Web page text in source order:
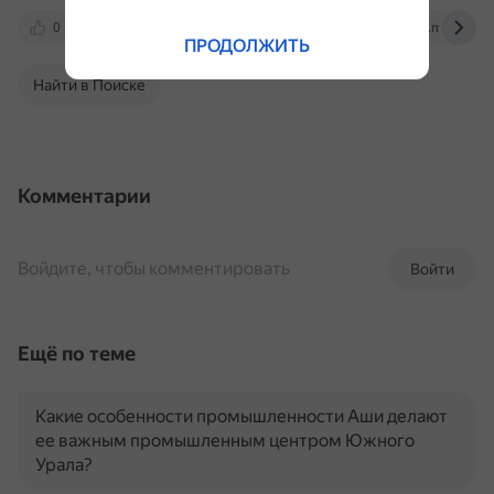
0 chel.mk.ru
Найти в Поиске
Комментарии
Войти
Войдите, чтобы комментировать
Ещё по теме
Какие особенности промышленности Аши делают
ее важным промышленным центром Южного
Урала?
ПРОДОЛЖИТЬ